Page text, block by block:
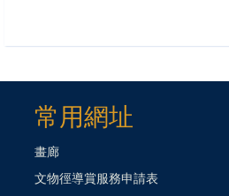
常用網址
畫廊
文物徑導賞服務申請表